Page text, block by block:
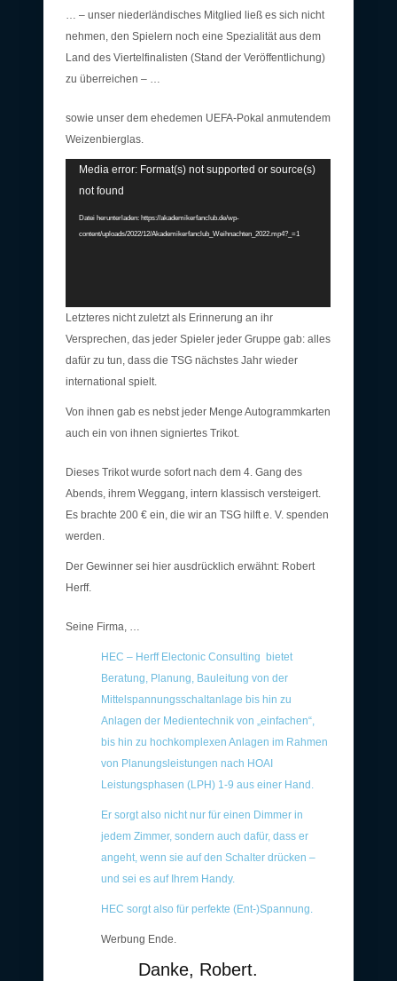
… – unser niederländisches Mitglied ließ es sich nicht
nehmen, den Spielern noch eine Spezialität aus dem
Land des Viertelfinalisten (Stand der Veröffentlichung)
zu überreichen – …
sowie unser dem ehedemen UEFA-Pokal anmutendem
Weizenbierglas.
Video-
Media error: Format(s) not supported or source(s)
not found
Datei herunterladen: https://akademikerfanclub.de/wp-
content/uploads/2022/12/Akademikerfanclub_Weihnachten_2022.mp4?_=1
Letzteres nicht zuletzt als Erinnerung an ihr
Versprechen, das jeder Spieler jeder Gruppe gab: alles
dafür zu tun, dass die TSG nächstes Jahr wieder
international spielt.
Von ihnen gab es nebst jeder Menge Autogrammkarten
auch ein von ihnen signiertes Trikot.
Dieses Trikot wurde sofort nach dem 4. Gang des
Abends, ihrem Weggang, intern klassisch versteigert.
Es brachte 200 € ein, die wir an TSG hilft e. V. spenden
werden.
Der Gewinner sei hier ausdrücklich erwähnt: Robert
Herff.
Seine Firma, …
HEC – Herff Electonic Consulting bietet
Beratung, Planung, Bauleitung von der
Mittelspannungsschaltanlage bis hin zu
Anlagen der Medientechnik von „einfachen“,
bis hin zu hochkomplexen Anlagen im Rahmen
von Planungsleistungen nach HOAI
Leistungsphasen (LPH) 1-9 aus einer Hand.
Er sorgt also nicht nur für einen Dimmer in
jedem Zimmer, sondern auch dafür, dass er
angeht, wenn sie auf den Schalter drücken –
und sei es auf Ihrem Handy.
HEC sorgt also für perfekte (Ent-)Spannung.
Werbung Ende.
Danke, Robert.